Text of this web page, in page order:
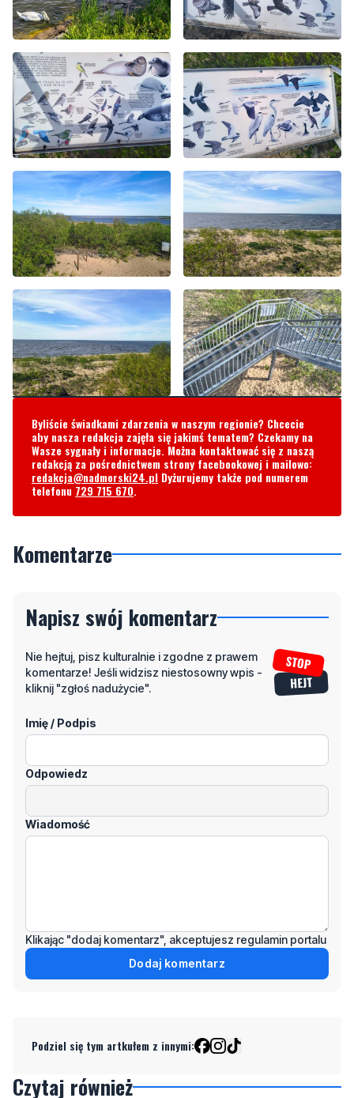
Byliście świadkami zdarzenia w naszym regionie? Chcecie
aby nasza redakcja zajęła się jakimś tematem? Czekamy na
Wasze sygnały i informacje. Można kontaktować się z naszą
redakcją za pośrednictwem strony facebookowej i mailowo:
redakcja@nadmorski24.pl Dyżurujemy także pod numerem
telefonu 729 715 670.
Komentarze
Napisz swój komentarz
Nie hejtuj, pisz kulturalnie i zgodne z prawem
komentarze! Jeśli widzisz niestosowny wpis -
kliknij "zgłoś nadużycie".
Imię / Podpis
Odpowiedz
Wiadomość
Klikając "dodaj komentarz", akceptujesz regulamin portalu
Dodaj komentarz
Podziel się tym artkułem z innymi:
Czytaj również